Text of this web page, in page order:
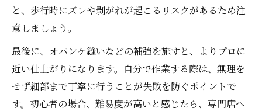
と、歩行時にズレや剥がれが起こるリスクがあるため注
意しましょう。
最後に、オパンケ縫いなどの補強を施すと、よりプロに
近い仕上がりになります。自分で作業する際は、無理を
せず細部まで丁寧に行うことが失敗を防ぐポイントで
す。初心者の場合、難易度が高いと感じたら、専門店へ